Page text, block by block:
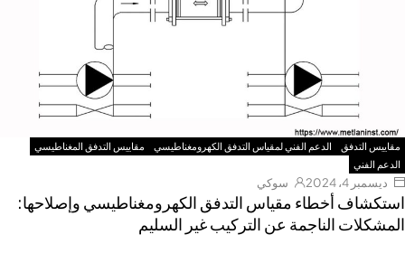
مقاييس التدفق الدعم الفني لمقياس التدفق الكهرومغناطيسي
مقاييس التدفق المغناطيسي
الدعم الفني
ديسمبر 4، 2024 سوكي
أخطاء مقياس التدفق الكهرومغناطيسي وإصلاحها:
الناجمة عن التركيب غير السليم